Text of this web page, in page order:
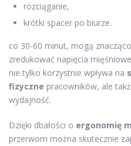
rozciąganie,
krótki spacer po biurze.
co 30-60 minut, mogą
zredukować napięcia
nie tylko korzystnie wpływa na
fizyczne pracowników, ale
wydajność.
Dzięki dbałości o ergonomię
przerwom można skutecznie